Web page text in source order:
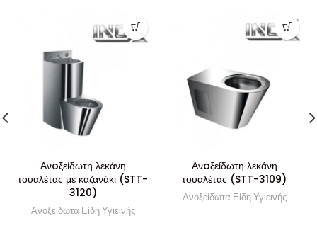
Ανoξείδωτη λεκάνη
τουαλέτας με καζανάκι (STT-
3120)
Ανοξείδωτα Είδη Υγιεινής
Ανoξείδωτη λεκάνη
τουαλέτας (STT-3109)
Ανοξείδωτα Είδη Υγιεινής